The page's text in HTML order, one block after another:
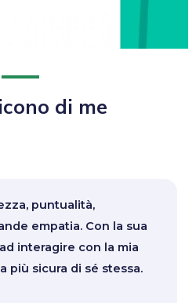
di me
puntualità,
empatia. Con la sua
interagire con la mia
più sicura di sé stessa.